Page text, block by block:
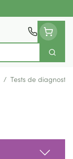
/ Tests de diagnostic